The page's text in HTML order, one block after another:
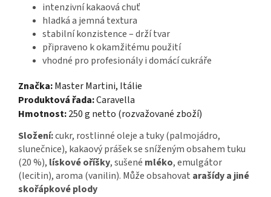
intenzivní kakaová chuť
hladká a jemná textura
stabilní konzistence – drží tvar
připraveno k okamžitému použití
vhodné pro profesionály i domácí cukráře
Značka:Master Martini, Itálie
Produktová řada:Caravella
Hmotnost:250 g netto (rozvažované zboží)
Složení:cukr, rostlinné oleje a tuky (palmojádro,
slunečnice), kakaový prášek se sníženým obsahem tuku
(20 %), lískové oříšky, sušené mléko, emulgátor
(lecitin), aroma (vanilin). Může obsahovat arašídy a jiné
skořápkové plody